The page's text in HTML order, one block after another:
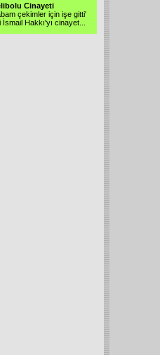
Cinayeti
çekimler için işe gitti'
İsmail Hakkı'yı cinayet